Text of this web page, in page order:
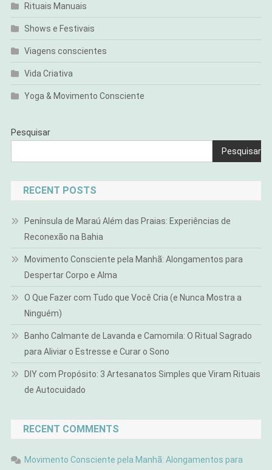
Rituais Manuais
Shows e Festivais
Viagens conscientes
Vida Criativa
Yoga & Movimento Consciente
Pesquisar
Pesquisar
RECENT POSTS
Península de Maraú Além das Praias: Experiências de
Reconexão na Bahia
Movimento Consciente pela Manhã: Alongamentos para
Despertar Corpo e Alma
O Que Fazer com Tudo que Você Cria (e Nunca Mostra a
Ninguém)
Banho Calmante de Lavanda e Camomila: O Ritual Sagrado
para Aliviar o Estresse e Curar o Sono
DIY com Propósito: 3 Artesanatos Simples que Viram Rituais
de Autocuidado
RECENT COMMENTS
Movimento Consciente pela Manhã: Alongamentos para